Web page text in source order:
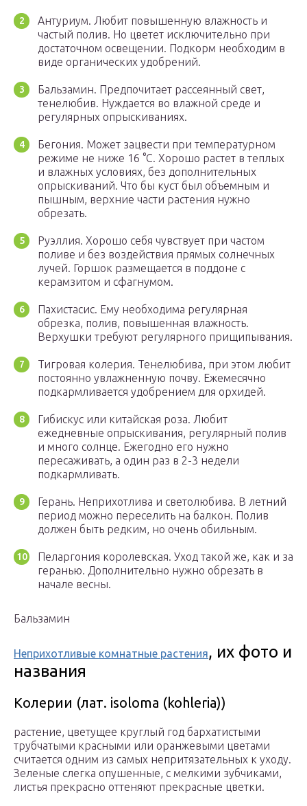
Антуриум. Любит повышенную влажность и
частый полив. Но цветет исключительно при
достаточном освещении. Подкорм необходим в
виде органических удобрений.
Бальзамин. Предпочитает рассеянный свет,
тенелюбив. Нуждается во влажной среде и
регулярных опрыскиваниях.
Бегония. Может зацвести при температурном
режиме не ниже 16 °C. Хорошо растет в теплых
и влажных условиях, без дополнительных
опрыскиваний. Что бы куст был объемным и
пышным, верхние части растения нужно
обрезать.
Руэллия. Хорошо себя чувствует при частом
поливе и без воздействия прямых солнечных
лучей. Горшок размещается в поддоне с
керамзитом и сфагнумом.
Пахистасис. Ему необходима регулярная
обрезка, полив, повышенная влажность.
Верхушки требуют регулярного прищипывания.
Тигровая колерия. Тенелюбива, при этом любит
постоянно увлажненную почву. Ежемесячно
подкармливается удобрением для орхидей.
Гибискус или китайская роза. Любит
ежедневные опрыскивания, регулярный полив
и много солнце. Ежегодно его нужно
пересаживать, а один раз в 2-3 недели
подкармливать.
Герань. Неприхотлива и светолюбива. В летний
период можно переселить на балкон. Полив
должен быть редким, но очень обильным.
Пеларгония королевская. Уход такой же, как и за
геранью. Дополнительно нужно обрезать в
начале весны.
Бальзамин
Неприхотливые комнатные растения, их фото и
названия
Колерии (лат. isoloma (kohleria))
растение, цветущее круглый год бархатистыми
трубчатыми красными или оранжевыми цветами
считается одним из самых непритязательных к уходу.
Зеленые слегка опушенные, с мелкими зубчиками,
листья прекрасно оттеняют прекрасные цветки.